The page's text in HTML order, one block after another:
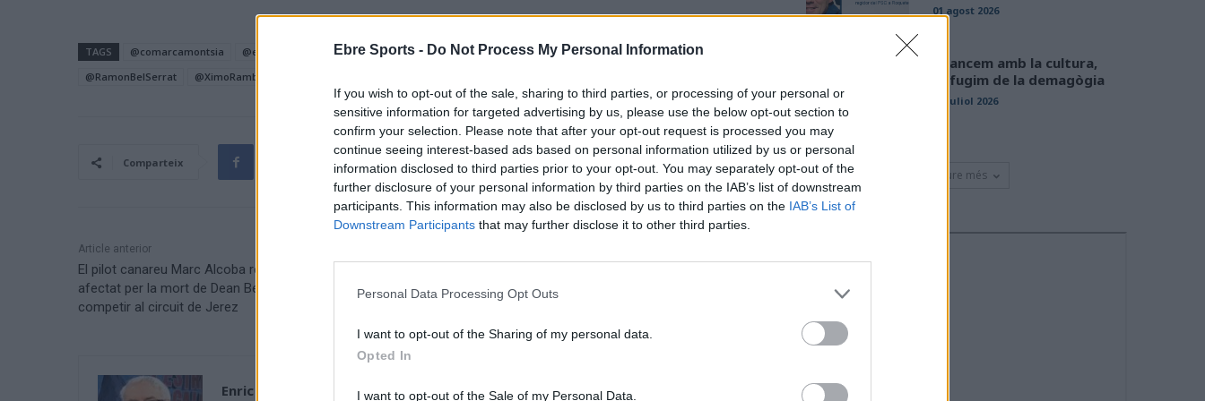
Ebre Sports - Do Not Process My Personal Information
If you wish to opt-out of the sale, sharing to third parties, or processing of your personal or
sensitive information for targeted advertising by us, please use the below opt-out section to
confirm your selection. Please note that after your opt-out request is processed you may
continue seeing interest-based ads based on personal information utilized by us or personal
information disclosed to third parties prior to your opt-out. You may separately opt-out of the
further disclosure of your personal information by third parties on the IAB’s list of downstream
participants. This information may also be disclosed by us to third parties on the IAB’s List of
Downstream Participants that may further disclose it to other third parties.
Personal Data Processing Opt Outs
I want to opt-out of the Sharing of my personal data.
Opted In
I want to opt-out of the Sale of my Personal Data.
TAGS @comarcamontsia @esportcat @fcbb_cat @irccid @J_Roig_Castell @JoanBarbera7
@MarcFornos
@RamonBelSerrat
@XimoRambla
Comparteix
Article anterior
El pilot canareu Marc Alcoba ressentit de la lesió i
afectat per la mort de Dean Berta Viñales decideix no
competir al circuit de Jerez
Enric Alguero
01 agost 2026
Avancem amb la cultura,
defugim de la demagògia
31 juliol 2026
Veure més